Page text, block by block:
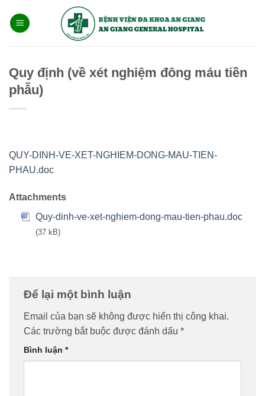
qua
Quy định (về xét nghiệm đông máu tiền
phẫu)
QUY-DINH-VE-XET-NGHIEM-DONG-MAU-TIEN-
PHAU.doc
Attachments
Quy-dinh-ve-xet-nghiem-dong-mau-tien-phau.doc
(37 kB)
Để lại một bình luận
Email của bạn sẽ không được hiển thị công khai.
Các trường bắt buộc được đánh dấu *
Bình luận *